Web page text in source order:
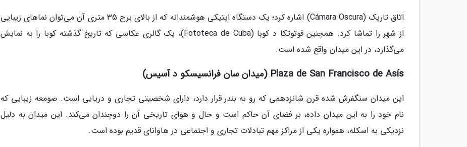
اتاق تاریک (Cámara Oscura) اشاره کرد؛ یک دستگاه اپتیکی هوشمندانه که از بالای برج 35 متری آن می‌توان نماهای زیبایی
از شهر را تماشا کرد. همچنین فوتوتکا د کوبا (Fototeca de Cuba)، یک گالری عکاسی که تاریخ گذشته کوبا را به نمایش
می‌گذارد، در این میدان واقع شده است.
Plaza de San Francisco de Asís (میدان سان فرانسیسکو د آسیس)
این میدان سنگفرش شده قرن شانزدهمی که رو به بندر قرار دارد، دارای شخصیتی تجاری و دریایی است. صومعه زیبایی که
نام خود را به این میدان داده، بر فضای آن حاکم است و حال و هوای تاریخی آن را دوچندان می‌کند. این میدان به دلیل
نزدیکی به اسکله، همواره یکی از مراکز مهم تبادلات تجاری و اجتماعی در هاوانای قدیم بوده است.